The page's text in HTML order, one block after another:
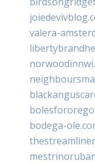
valera-
bodega-